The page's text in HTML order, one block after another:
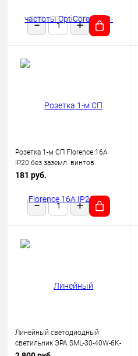
Розетка 1-м СП Florence 16А
IP20 без заземл. винтов.
клеммы механизм беж.
181 руб.
Линейный светодиодный
светильник ЭРА SML-30-40W-6K-
12-B 40Вт 6500K 3600Лм